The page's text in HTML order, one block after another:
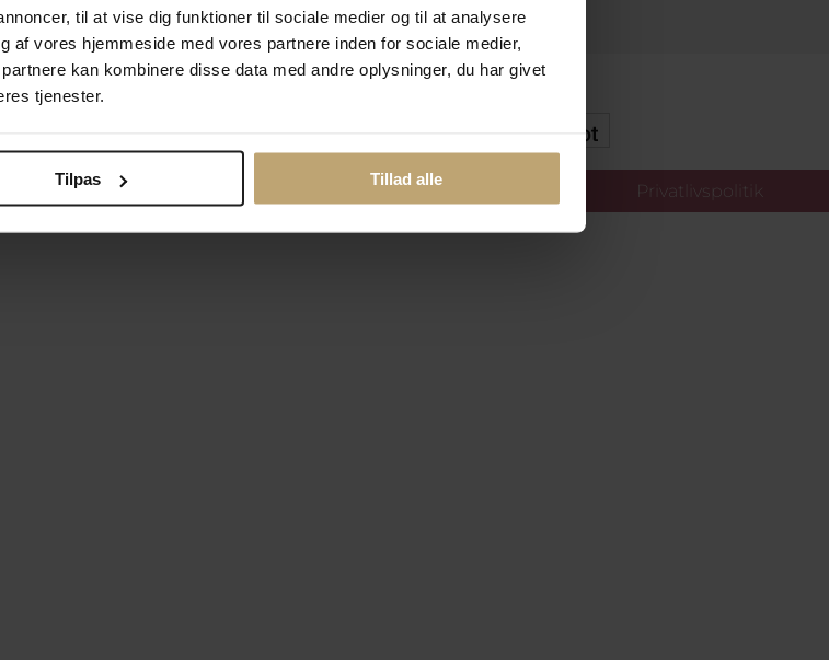
til at vise dig funktioner til sociale medier og til at analysere
af vores hjemmeside med vores partnere inden for sociale medier,
kan kombinere disse data med andre oplysninger, du har givet
tjenester.
Tilpas Tillad alle
Sikker Og Tryg E-Handel
Ændr cookie-indstillinger Privatlivspolitik